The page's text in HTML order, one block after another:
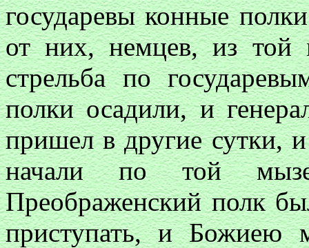
государевы конные
от них, немцев, из той
стрельба по
полки осадили, и
пришел в другие сутки,
начали по той
Преображенский полк
приступать, и Божиею